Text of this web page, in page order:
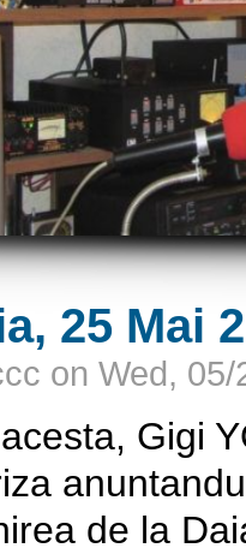
25 Mai
on Wed, 05/
Gigi
de la